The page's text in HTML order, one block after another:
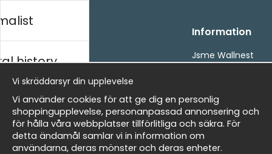
Kontakta oss
- Returer och återbetalningar
- Leverans - enkelt, snabbt &amp; gratis
Om cookies
Mina favoriter
Information
Jsme Wallnest
Newsletter
history
Vi skräddarsyr din upplevelse
Vi använder cookies för att ge dig en personlig
shoppingupplevelse, personanpassad annonsering och
för hålla våra webbplatser tillförlitliga och säkra. För
detta ändamål samlar vi in information om
användarna, deras mönster och deras enheter.